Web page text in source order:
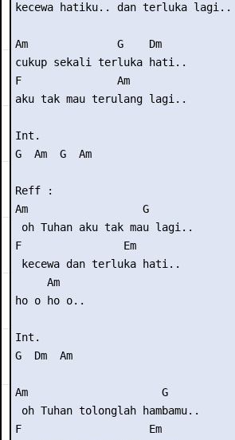
kecewa hatiku.. dan terluka lagi..
Am              G    Dm
cukup sekali terluka hati..
F               Am
aku tak mau terulang lagi..
Int.
G  Am  G  Am
Reff :
Am                  G
oh Tuhan aku tak mau lagi..
F                Em
kecewa dan terluka hati..
     Am
ho o ho o..
Int.
G  Dm  Am
Am                     G
oh Tuhan tolonglah hambamu..
F                    Em